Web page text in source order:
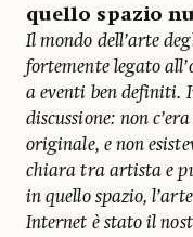
quello spazio
Il mondo dell’arte
fortemente legato
a eventi ben definiti.
discussione: non
originale, e non
chiara tra artista e
in quello spazio,
Internet è stato il